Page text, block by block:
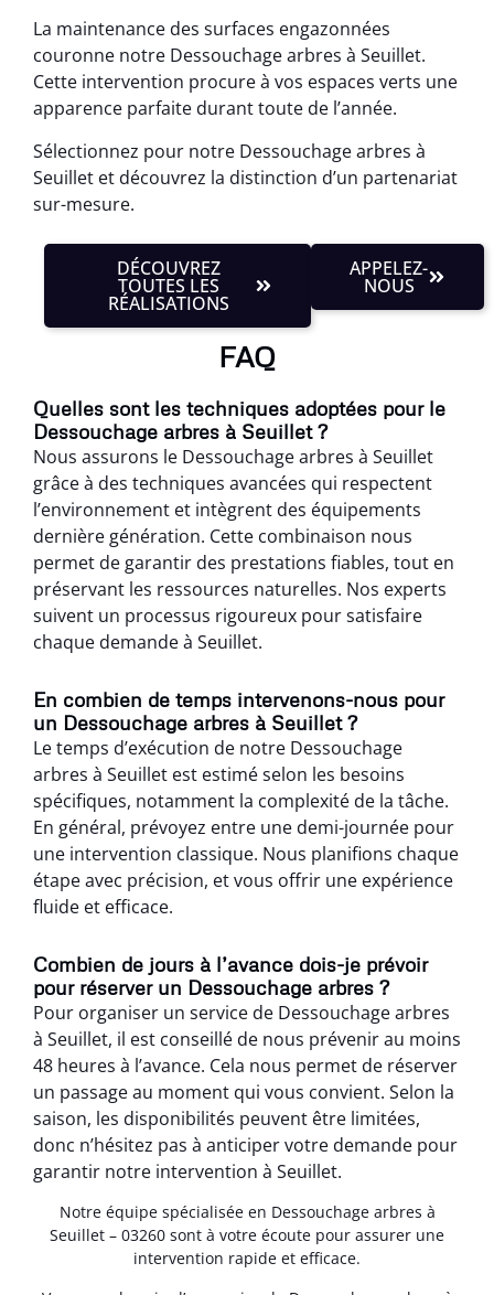
La maintenance des surfaces engazonnées
couronne notre Dessouchage arbres à Seuillet.
Cette intervention procure à vos espaces verts une
apparence parfaite durant toute de l’année.
Sélectionnez pour notre Dessouchage arbres à
Seuillet et découvrez la distinction d’un partenariat
sur-mesure.
DÉCOUVREZ
TOUTES LES
RÉALISATIONS
APPELEZ-
NOUS
FAQ
Quelles sont les techniques adoptées pour le
Dessouchage arbres à Seuillet ?
Nous assurons le Dessouchage arbres à Seuillet
grâce à des techniques avancées qui respectent
l’environnement et intègrent des équipements
dernière génération. Cette combinaison nous
permet de garantir des prestations fiables, tout en
préservant les ressources naturelles. Nos experts
suivent un processus rigoureux pour satisfaire
chaque demande à Seuillet.
En combien de temps intervenons-nous pour
un Dessouchage arbres à Seuillet ?
Le temps d’exécution de notre Dessouchage
arbres à Seuillet est estimé selon les besoins
spécifiques, notamment la complexité de la tâche.
En général, prévoyez entre une demi-journée pour
une intervention classique. Nous planifions chaque
étape avec précision, et vous offrir une expérience
fluide et efficace.
Combien de jours à l’avance dois-je prévoir
pour réserver un Dessouchage arbres ?
Pour organiser un service de Dessouchage arbres
à Seuillet, il est conseillé de nous prévenir au moins
48 heures à l’avance. Cela nous permet de réserver
un passage au moment qui vous convient. Selon la
saison, les disponibilités peuvent être limitées,
donc n’hésitez pas à anticiper votre demande pour
garantir notre intervention à Seuillet.
Notre équipe spécialisée en Dessouchage arbres à
Seuillet – 03260 sont à votre écoute pour assurer une
intervention rapide et efficace.